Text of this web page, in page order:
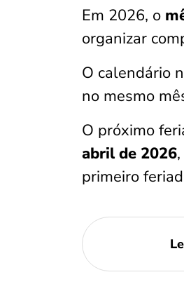
Em 2026, o
organizar
O calendário
no mesmo
O próximo
abril de 2026
primeiro